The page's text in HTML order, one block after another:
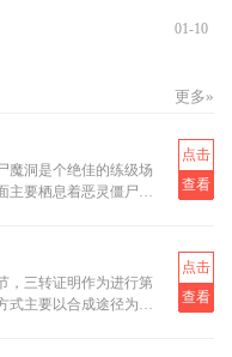
01-10
更多»
魔洞是个绝佳的练级场
要栖息着恶灵僵尸和
点击
查看
，三转证明作为进行第
式主要以合成途径为
点击
查看